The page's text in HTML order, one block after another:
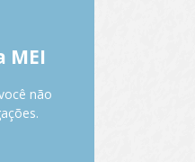
MEI
não
de
e